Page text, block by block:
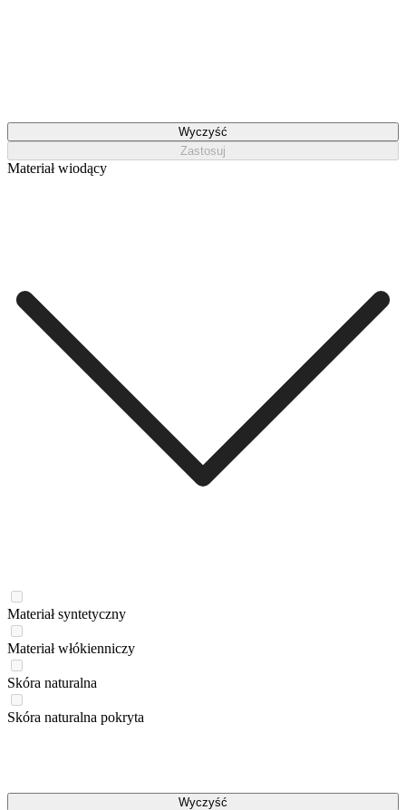
Wyczyść
Zastosuj
Materiał wiodący
Materiał syntetyczny
Materiał włókienniczy
Skóra naturalna
Skóra naturalna pokryta
Wyczyść